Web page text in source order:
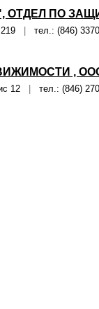
ОТДЕЛ ПО
219 тел.: (846)
,
12 тел.: (846)